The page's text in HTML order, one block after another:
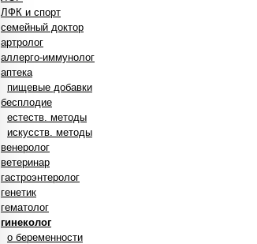
ЛФК и спорт
семейный доктор
артролог
аллерго-иммунолог
аптека
пищевые добавки
бесплодие
естеств. методы
искусств. методы
венеролог
ветеринар
гастроэнтеролог
генетик
гематолог
гинеколог
о беременности